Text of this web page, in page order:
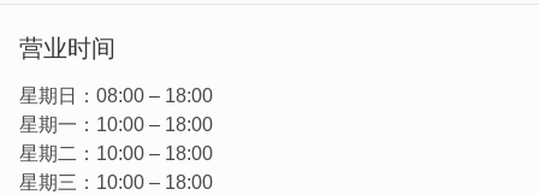
制作，呈现贡糖最原始的香味，研发二十几种精致口味，绝
对能满足您挑剔的口味，怎麽吃都吃不腻!
营业时间
星期日：08:00 – 18:00
星期一：10:00 – 18:00
星期二：10:00 – 18:00
星期三：10:00 – 18:00